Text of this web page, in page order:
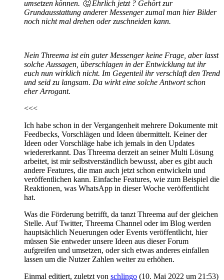
umsetzen können. 🤔 Ehrlich jetzt ? Gehört zur
Grundausstattung anderer Messenger zumal man hier Bilder
noch nicht mal drehen oder zuschneiden kann.
Nein Threema ist ein guter Messenger keine Frage, aber lasst
solche Aussagen, überschlagen in der Entwicklung tut ihr
euch nun wirklich nicht. Im Gegenteil ihr verschlaft den Trend
und seid zu langsam. Da wirkt eine solche Antwort schon
eher Arrogant.
<<<
Ich habe schon in der Vergangenheit mehrere Dokumente mit
Feedbecks, Vorschlägen und Ideen übermittelt. Keiner der
Ideen oder Vorschläge habe ich jemals in den Updates
wiedererkannt. Das Threema derzeit an seiner Multi Lösung
arbeitet, ist mir selbstverständlich bewusst, aber es gibt auch
andere Features, die man auch jetzt schon entwickeln und
veröffentlichen kann. Einfache Features, wie zum Beispiel die
Reaktionen, was WhatsApp in dieser Woche veröffentlicht
hat.
Was die Förderung betrifft, da tanzt Threema auf der gleichen
Stelle. Auf Twitter, Threema Channel oder im Blog werden
hauptsächlich Neuerungen oder Events veröffentlicht, hier
müssen Sie entweder unsere Ideen aus dieser Forum
aufgreifen und umsetzen, oder sich etwas anderes einfallen
lassen um die Nutzer Zahlen weiter zu erhöhen.
Einmal editiert, zuletzt von schlingo (10. Mai 2022 um 21:53)